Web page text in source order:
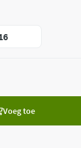
Voeg toe